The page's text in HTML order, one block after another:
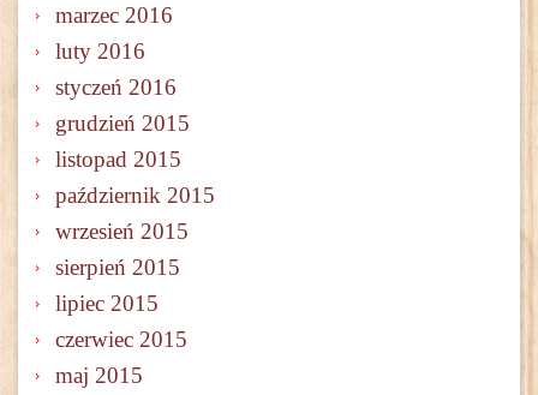
marzec 2016
luty 2016
styczeń 2016
grudzień 2015
listopad 2015
październik 2015
wrzesień 2015
sierpień 2015
lipiec 2015
czerwiec 2015
maj 2015